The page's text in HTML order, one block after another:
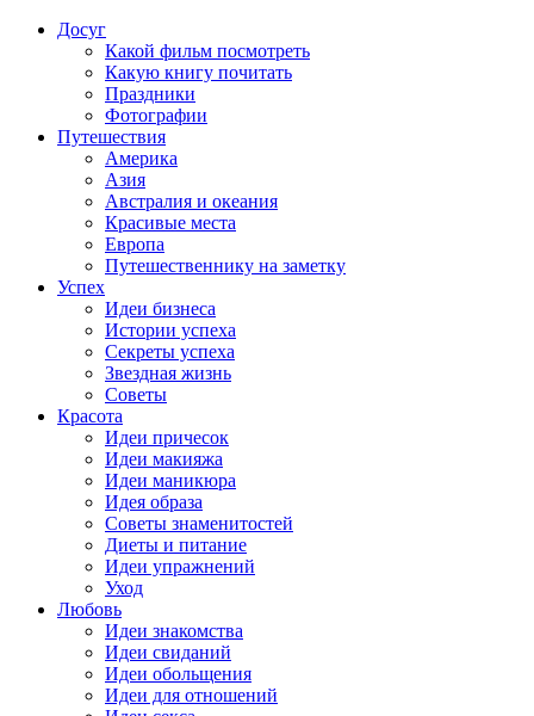
Досуг
Какой фильм посмотреть
Какую книгу почитать
Праздники
Фотографии
Путешествия
Америка
Азия
Австралия и океания
Красивые места
Европа
Путешественнику на заметку
Успех
Идеи бизнеса
Истории успеха
Секреты успеха
Звездная жизнь
Советы
Красота
Идеи причесок
Идеи макияжа
Идеи маникюра
Идея образа
Советы знаменитостей
Диеты и питание
Идеи упражнений
Уход
Любовь
Идеи знакомства
Идеи свиданий
Идеи обольщения
Идеи для отношений